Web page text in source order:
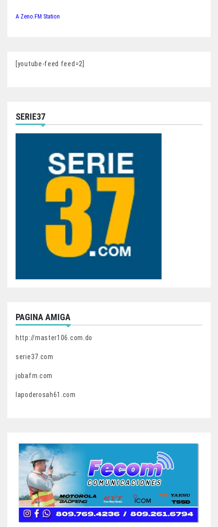
A Zeno.FM Station
[youtube-feed feed=2]
SERIE37
PAGINA AMIGA
http://master106.com.do
serie37.com
jobafm.com
lapoderosah61.com